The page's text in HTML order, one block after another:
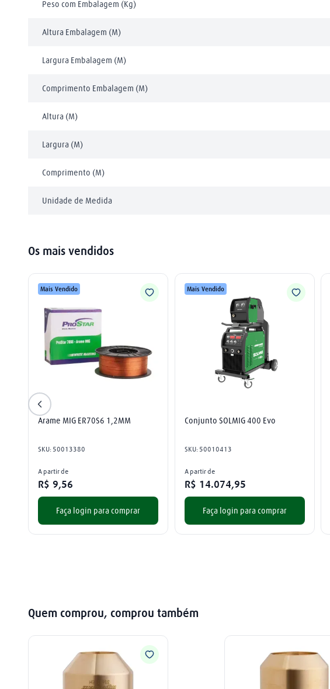
Peso com Embalagem (Kg)
Altura Embalagem (M)
Largura Embalagem (M)
Comprimento Embalagem (M)
Altura (M)
Largura (M)
Comprimento (M)
Unidade de Medida
Os mais vendidos
Mais Vendido
Arame MIG ER70S6 1,2MM
SKU: 50013380
A partir de
R$ 9,56
Faça login para comprar
Mais Vendido
Conjunto SOLMIG 400 Evo
SKU: 50010413
A partir de
R$ 14.074,95
Faça login para comprar
Quem comprou, comprou também